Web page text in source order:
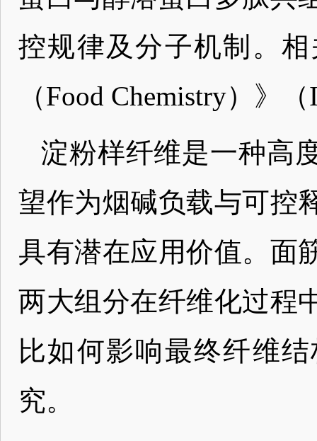
控规律及分子机制。
（Food Chemistry）》
淀粉样纤维是一种高
望作为烟碱负载与可控
具有潜在应用价值。面
两大组分在纤维化过程
比如何影响最终纤维
究。